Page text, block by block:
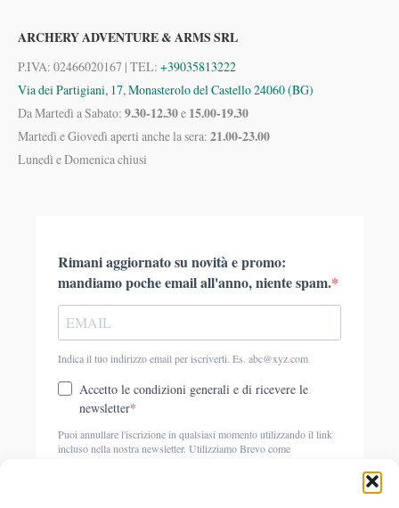
ARCHERY ADVENTURE & ARMS SRL
P.IVA: 02466020167 | TEL: +39035813222
Via dei Partigiani, 17, Monasterolo del Castello 24060 (BG)
Da Martedì a Sabato: 9.30-12.30e 15.00-19.30
Martedì e Giovedì aperti anche la sera: 21.00-23.00
Lunedì e Domenica chiusi